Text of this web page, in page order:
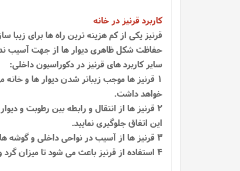
کاربرد قرنیز در خانه
قرنیز یکی از کم هزینه ترین راه ها برای زیبا
حفاظت شکل ظاهری دیوار ها از جهت آسیب
سایر کاربرد های قرنیز در دکوراسیون داخلی:
1 قرنیز ها موجب زیباتر شدن دیوار ها و
خواهد داشت.
2 قرنیز ها از انتقال و رابطه بین رطوبت و
این اتفاق جلوگیری نمایید.
3 قرنیز ها از آسیب در نواحی داخلی و گوشه های دیوار نیز محافظت می کنند و سبب می شوند دیوار شما از آسیب هایی مانند ضربه محکم، مثل برخورد آچار محافظت کند
4 استفاده از قرنیز باعث می شود تا میزان گرد و خاک بر دیوار کاهش یابد و در مواقعی که گرد و خاک روی قرنیز ها بشینند به آسانی قابل نظافت هستند.